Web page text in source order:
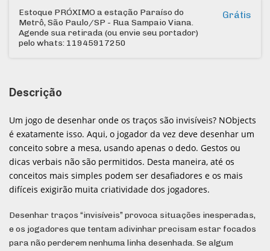
Estoque PRÓXIMO a estação Paraíso do
Metrô, São Paulo/SP - Rua Sampaio Viana.
Agende sua retirada (ou envie seu portador)
pelo whats: 11945917250
Grátis
Descrição
Um jogo de desenhar onde os traços são invisíveis? NObjects
é exatamente isso. Aqui, o jogador da vez deve desenhar um
conceito sobre a mesa, usando apenas o dedo. Gestos ou
dicas verbais não são permitidos. Desta maneira, até os
conceitos mais simples podem ser desafiadores e os mais
difíceis exigirão muita criatividade dos jogadores.
Desenhar traços “invisíveis” provoca situações inesperadas,
e os jogadores que tentam adivinhar precisam estar focados
para não perderem nenhuma linha desenhada. Se algum